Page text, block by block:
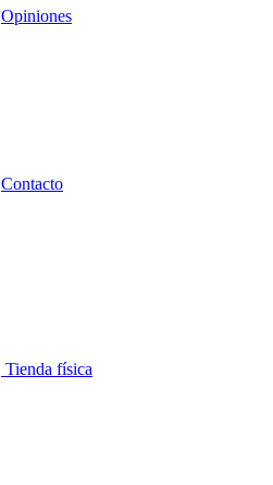
Opiniones
Contacto
Tienda física